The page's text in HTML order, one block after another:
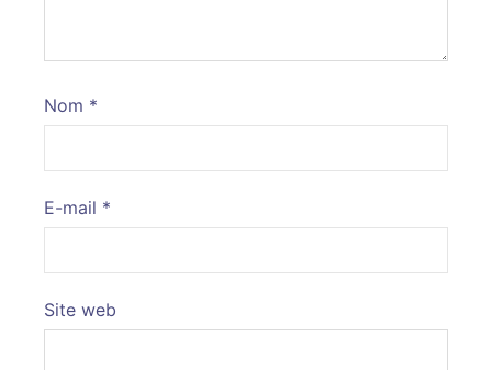
Nom *
E-mail *
Site web